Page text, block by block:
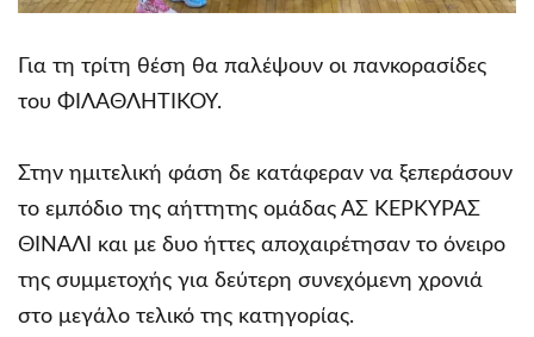
Για τη τρίτη θέση θα παλέψουν οι πανκορασίδες
του ΦΙΛΑΘΛΗΤΙΚΟΥ.
Στην ημιτελική φάση δε κατάφεραν να ξεπεράσουν
το εμπόδιο της αήττητης ομάδας ΑΣ ΚΈΡΚΥΡΑΣ
ΘΙΝΑΛΙ και με δυο ήττες αποχαιρέτησαν το όνειρο
της συμμετοχής για δεύτερη συνεχόμενη χρονιά
στο μεγάλο τελικό της κατηγορίας.